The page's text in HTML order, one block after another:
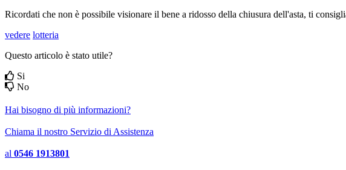
Ricordati che non è possibile visionare il bene a ridosso della chiusura dell'asta, ti
vedere lotteria
Questo articolo è stato utile?
Si
No
Hai bisogno di più informazioni?
Chiama il nostro Servizio di Assistenza
al 0546 1913801